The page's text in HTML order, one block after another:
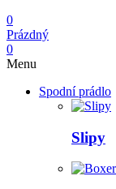
0
Prázdný
0
Menu
Spodní prádlo
Slipy